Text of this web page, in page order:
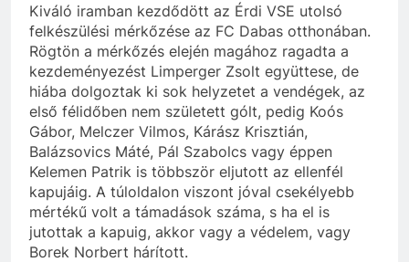
Kiváló iramban kezdődött az Érdi VSE utolsó
felkészülési mérkőzése az FC Dabas otthonában.
Rögtön a mérkőzés elején magához ragadta a
kezdeményezést Limperger Zsolt együttese, de
hiába dolgoztak ki sok helyzetet a vendégek, az
első félidőben nem született gólt, pedig Koós
Gábor, Melczer Vilmos, Kárász Krisztián,
Balázsovics Máté, Pál Szabolcs vagy éppen
Kelemen Patrik is többször eljutott az ellenfél
kapujáig. A túloldalon viszont jóval csekélyebb
mértékű volt a támadások száma, s ha el is
jutottak a kapuig, akkor vagy a védelem, vagy
Borek Norbert hárított.